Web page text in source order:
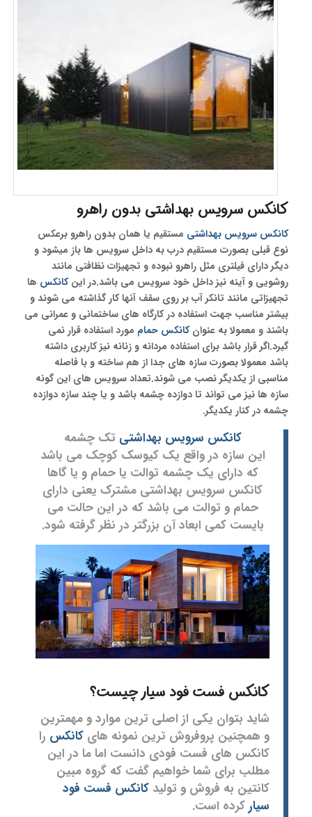
کانکس سرویس بهداشتی بدون راهرو
کانکس سرویس بهداشتی مستقیم یا همان بدون راهرو برعکس
نوع قبلی بصورت مستقیم درب به داخل سرویس ها باز میشود و
دیگر دارای فیلتری مثل راهرو نبوده و تجهیزات نظافتی مانند
روشویی و آینه نیز داخل خود سرویس می باشد.در اینکانکس ها
تجهیزاتی مانند تانکر آب بر روی سقف آنها کار گذاشته می شوند و
بیشتر مناسب جهت استفاده در کارگاه های ساختمانی و عمرانی می
باشند و معمولا به عنوانکانکس حمام مورد استفاده قرار نمی
گیرد.اگر قرار باشد برای استفاده مردانه و زنانه نیز کاربری داشته
باشد معمولا بصورت سازه های جدا از هم ساخته و با فاصله
مناسبی از یکدیگر نصب می شوند.تعداد سرویس های این گونه
سازه ها نیز می تواند تا دوازده چشمه باشد و یا چند سازه دوازده
چشمه در کنار یکدیگر.
کانکس سرویس بهداشتی تک چشمه
این سازه در واقع یک کیوسک کوچک می باشد
که دارای یک چشمه توالت یا حمام و یا گاها
کانکس سرویس بهداشتی مشترک یعنی دارای
حمام و توالت می باشد که در این حالت می
بایست کمی ابعاد آن بزرگتر در نظر گرفته شود.
کانکس فست فود سیارچیست؟
شاید بتوان یکی از اصلی ترین موارد و مهمترین
و همچنین پروفروش ترین نمونه های کانکس را
کانکس های فست فودی دانست اما ما در این
مطلب برای شما خواهیم گفت که گروه مبین
کانتین به فروش و تولید کانکس فست فود
سیارکرده است.